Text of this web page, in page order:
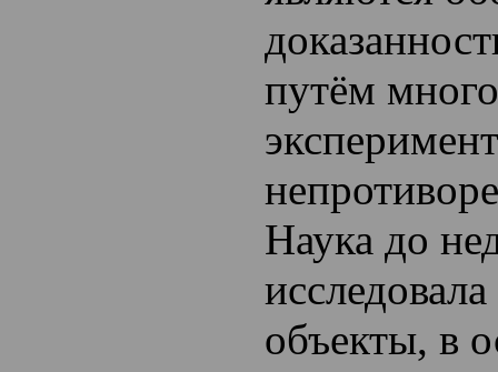
путём
Наука до
объекты, в